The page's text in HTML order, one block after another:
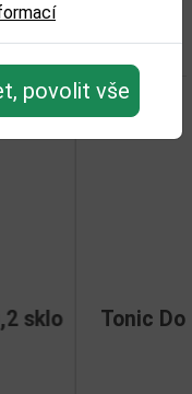
povolit vše
Dutch